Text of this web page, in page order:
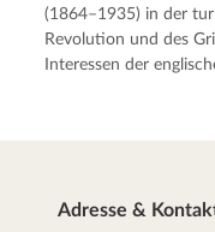
(1864–1935) in der
Revolution und des
Interessen der
Adresse &